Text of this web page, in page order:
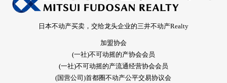
日本不动产买卖，交给龙头企业的三井不动产Realty
加盟协会
(一社)不可动摇的产协会会员
(一社)不可动摇的产流通经营协会会员
(国营公司)首都圈不动产公平交易协议会